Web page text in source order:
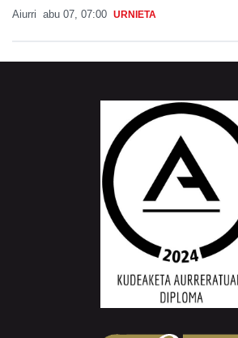
Aiurri abu 07, 07:00 URNIETA